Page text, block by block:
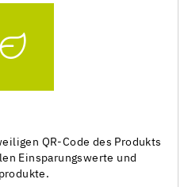
QR-Code des Produkts
Einsparungswerte und